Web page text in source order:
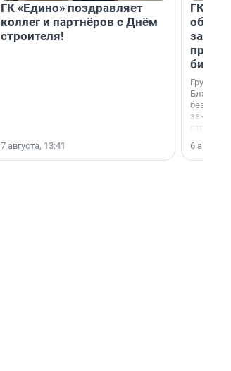
ГК «Едино» поздравляет
коллег и партнёров с Днём
строителя!
7 августа, 13:41
ГК
Группа
6